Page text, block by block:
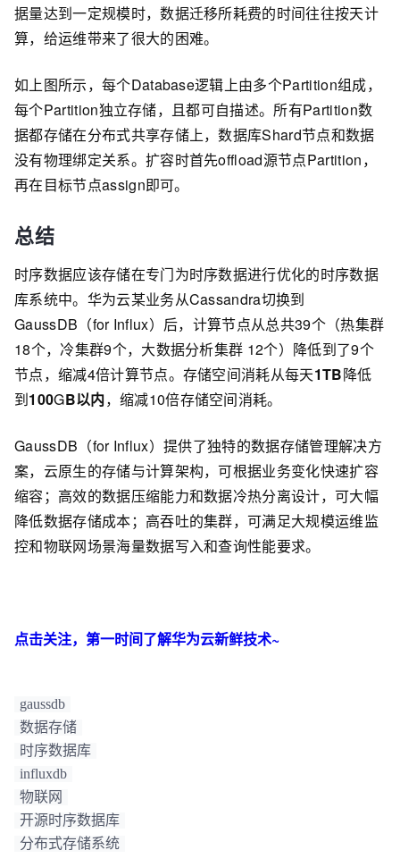
据量达到一定规模时，数据迁移所耗费的时间往往按天计
算，给运维带来了很大的困难。
如上图所示，每个Database逻辑上由多个Partition组成，
每个Partition独立存储，且都可自描述。所有Partition数
据都存储在分布式共享存储上，数据库Shard节点和数据
没有物理绑定关系。扩容时首先offload源节点Partition，
再在目标节点assign即可。
总结
时序数据应该存储在专门为时序数据进行优化的时序数据
库系统中。华为云某业务从Cassandra切换到
GaussDB（for Influx）后，计算节点从总共39个（热集群
18个，冷集群9个，大数据分析集群 12个）降低到了9个
节点，缩减4倍计算节点。存储空间消耗从每天1TB降低
到100GB以内，缩减10倍存储空间消耗。
GaussDB（for Influx）提供了独特的数据存储管理解决方
案，云原生的存储与计算架构，可根据业务变化快速扩容
缩容；高效的数据压缩能力和数据冷热分离设计，可大幅
降低数据存储成本；高吞吐的集群，可满足大规模运维监
控和物联网场景海量数据写入和查询性能要求。
点击关注，第一时间了解华为云新鲜技术~
gaussdb
数据存储
时序数据库
influxdb
物联网
开源时序数据库
分布式存储系统